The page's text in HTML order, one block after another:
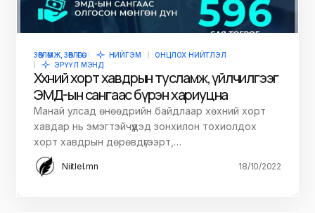
ЗӨВЛӨМЖ, ЗӨВЛӨГӨӨ НИЙГЭМ
ОНЦЛОХ НИЙТЛЭЛ
ЭРҮҮЛ МЭНД
Хөхний хорт хавдрын тусламж, үйлчилгээг
ЭМД-ын сангаас бүрэн хариуцна
Манай улсад өнөөдрийн байдлаар хөхний хорт
хавдар нь эмэгтэйчүүдэд зонхилон тохиолдох
хорт хавдрын дөрөвдүгээрт,…
Niitlel.mn 18/10/2022